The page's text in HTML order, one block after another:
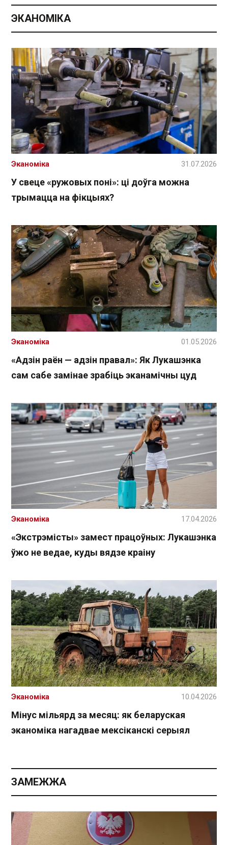
ЭКАНОМІКА
У свеце «ружовых поні»: ці доўга можна
трымацца на фікцыях?
Эканоміка 31.07.2026
«Адзін раён — адзін правал»: Як Лукашэнка
сам сабе замінае зрабіць эканамічны цуд
Эканоміка 01.05.2026
«Экстрэмісты» замест працоўных: Лукашэнка
ўжо не ведае, куды вядзе краіну
Эканоміка 17.04.2026
Мінус мільярд за месяц: як беларуская
эканоміка нагадвае мексіканскі серыял
Эканоміка 10.04.2026
ЗАМЕЖЖА